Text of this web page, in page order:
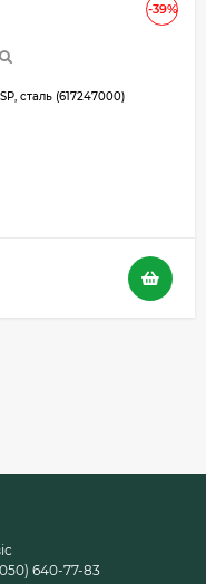
-39%
сталь (617247000)
640-77-83